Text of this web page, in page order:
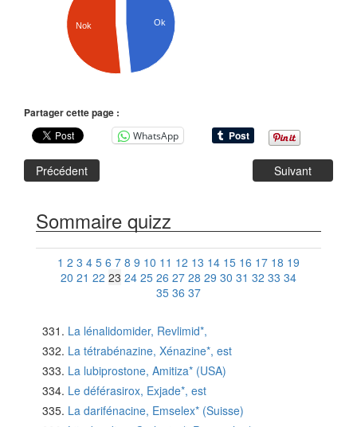
Ok
Nok
Partager cette page :
WhatsApp
Précédent Suivant
Sommaire quizz
1 2 3 4 5 6 7 8 9 10 11 12 13 14 15 16 17 18 19
20 21 22 23 24 25 26 27 28 29 30 31 32 33 34
35 36 37
La lénalidomider, Revlimid*,
La tétrabénazine, Xénazine*, est
La lubiprostone, Amitiza* (USA)
Le déférasirox, Exjade*, est
La darifénacine, Emselex* (Suisse)